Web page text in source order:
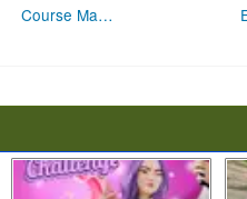
Course Mathématique: La Vitesse par les Chiffres